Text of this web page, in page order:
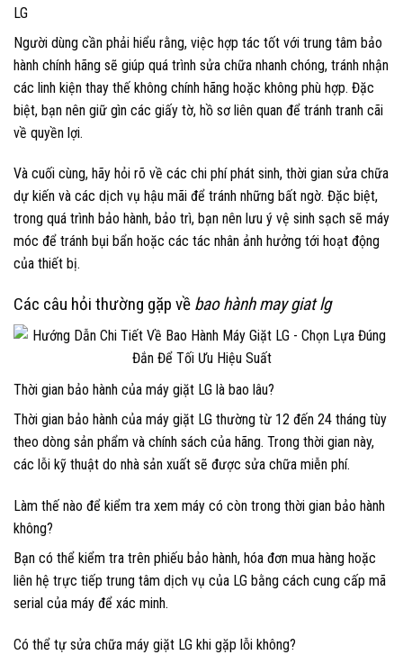
LG
Người dùng cần phải hiểu rằng, việc hợp tác tốt với trung tâm bảo
hành chính hãng sẽ giúp quá trình sửa chữa nhanh chóng, tránh nhận
các linh kiện thay thế không chính hãng hoặc không phù hợp. Đặc
biệt, bạn nên giữ gìn các giấy tờ, hồ sơ liên quan để tránh tranh cãi
về quyền lợi.
Và cuối cùng, hãy hỏi rõ về các chi phí phát sinh, thời gian sửa chữa
dự kiến và các dịch vụ hậu mãi để tránh những bất ngờ. Đặc biệt,
trong quá trình bảo hành, bảo trì, bạn nên lưu ý vệ sinh sạch sẽ máy
móc để tránh bụi bẩn hoặc các tác nhân ảnh hưởng tới hoạt động
của thiết bị.
Các câu hỏi thường gặp về bao hành may giat lg
Thời gian bảo hành của máy giặt LG là bao lâu?
Thời gian bảo hành của máy giặt LG thường từ 12 đến 24 tháng tùy
theo dòng sản phẩm và chính sách của hãng. Trong thời gian này,
các lỗi kỹ thuật do nhà sản xuất sẽ được sửa chữa miễn phí.
Làm thế nào để kiểm tra xem máy có còn trong thời gian bảo hành
không?
Bạn có thể kiểm tra trên phiếu bảo hành, hóa đơn mua hàng hoặc
liên hệ trực tiếp trung tâm dịch vụ của LG bằng cách cung cấp mã
serial của máy để xác minh.
Có thể tự sửa chữa máy giặt LG khi gặp lỗi không?